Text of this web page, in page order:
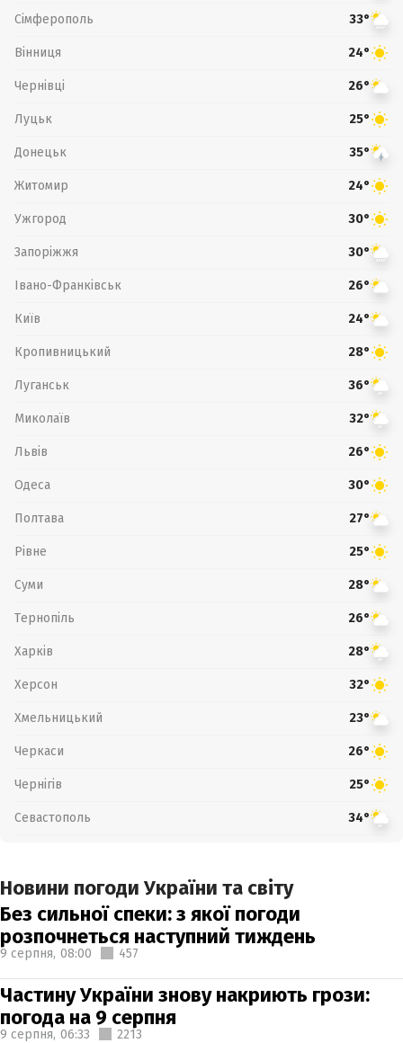
Сімферополь 33°
Вінниця 24°
Чернівці 26°
Луцьк 25°
Донецьк 35°
Житомир 24°
Ужгород 30°
Запоріжжя 30°
Івано-Франківськ 26°
Київ 24°
Кропивницький 28°
Луганськ 36°
Миколаїв 32°
Львів 26°
Одеса 30°
Полтава 27°
Рівне 25°
Суми 28°
Тернопіль 26°
Харків 28°
Херсон 32°
Хмельницький 23°
Черкаси 26°
Чернігів 25°
Севастополь 34°
Новини погоди України та світу
Без сильної спеки: з якої погоди
розпочнеться наступний тиждень
9 серпня, 08:00 457
Частину України знову накриють грози:
погода на 9 серпня
9 серпня, 06:33 2213